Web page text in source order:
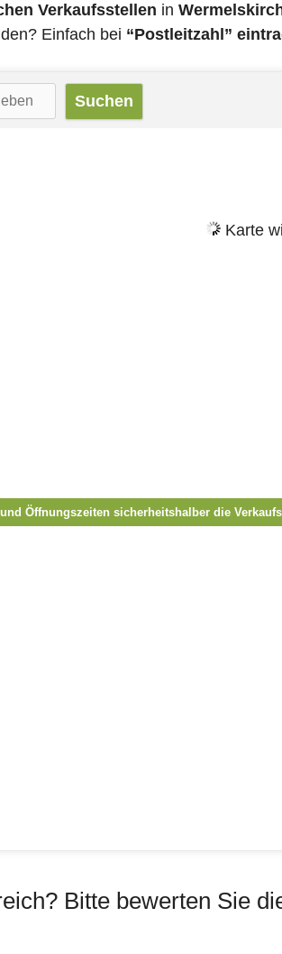
Verkaufsstellen in
Einfach bei “Postleitzahl”
Karte
Öffnungszeiten sicherheitshalber die
Bitte bewerten Sie